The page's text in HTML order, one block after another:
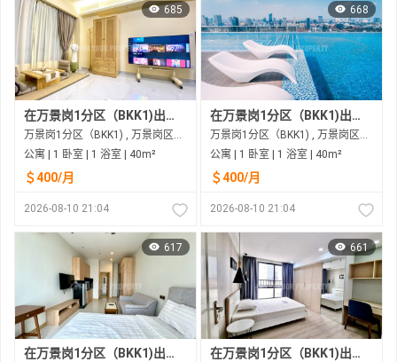
685
在万景岗1分区（BKK1)出租的公寓
万景岗1分区（BKK1) , 万景岗区（BKK) , 金边市
公寓 | 1 卧室 | 1 浴室 | 40m²
＄400/月
2026-08-10 21:04
668
在万景岗1分区（BKK1)出租的公寓
万景岗1分区（BKK1) , 万景岗区（BKK) , 金边市
公寓 | 1 卧室 | 1 浴室 | 40m²
＄400/月
2026-08-10 21:04
617
在万景岗1分区（BKK1)出租的公寓
661
在万景岗1分区（BKK1)出租的公寓